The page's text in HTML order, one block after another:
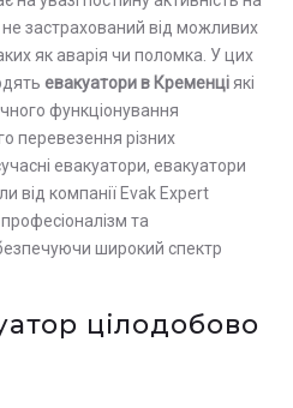
застрахований від можливих
як аварія чи поломка. У цих
евакуатори в Кременці які
функціонування
перевезення різних
евакуатори, евакуатори
від компанії Evak Expert
та
широкий спектр
цілодобово